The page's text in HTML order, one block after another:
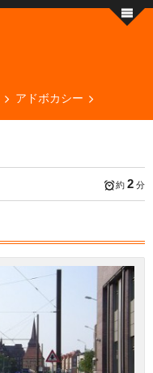
アドボカシー
約 2 分